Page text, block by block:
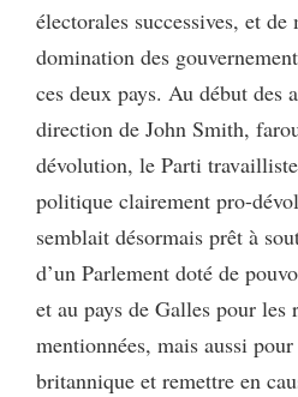
électorales successives, et
domination des
ces deux pays. Au début des
direction de John Smith,
dévolution, le Parti
politique clairement pro-
semblait désormais prêt à
d’un Parlement doté de
et au pays de Galles pour les
mentionnées, mais aussi
britannique et remettre en